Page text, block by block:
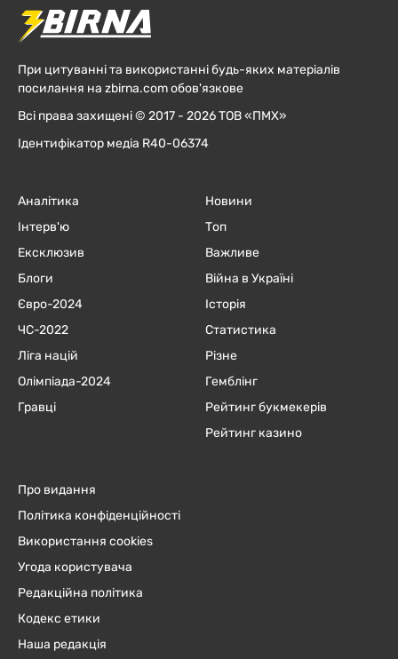
При цитуванні та використанні будь-яких матеріалів
посилання на zbirna.com обов'язкове
Всі права захищені © 2017 - 2026 ТОВ «ПМХ»
Ідентифікатор медіа R40-06374
Аналітика
Інтерв'ю
Ексклюзив
Блоги
Євро-2024
ЧC-2022
Ліга націй
Олімпіада-2024
Гравці
Новини
Топ
Важливе
Війна в Україні
Історія
Статистика
Різне
Гемблінг
Рейтинг букмекерів
Рейтинг казино
Про видання
Політика конфіденційності
Використання cookies
Угода користувача
Редакційна політика
Кодекс етики
Наша редакція